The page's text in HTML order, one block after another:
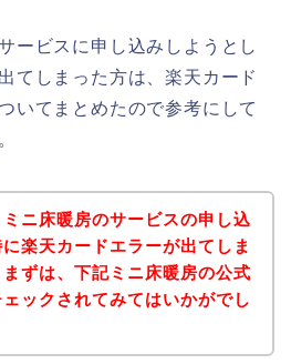
ービスに申し込みしようとし
てしまった方は、楽天カード
いてまとめたので参考にして
ニ床暖房のサービスの申し込
楽天カードエラーが出てしま
ずは、下記ミニ床暖房の公式
ックされてみてはいかがでし